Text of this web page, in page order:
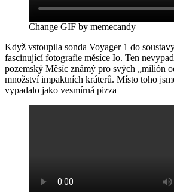
Change GIF by memecandy
Když vstoupila sonda Voyager 1 do
fascinující fotografie měsíce Io. Ten
pozemský Měsíc známý pro svých „milión
množství impaktních kráterů. Místo toho
vypadalo jako vesmírná pizza